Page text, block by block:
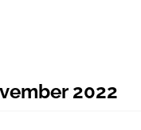
2022